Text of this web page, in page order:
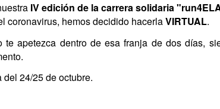
IV edición de la carrera solidaria
coronavirus, hemos decidido hacerlaVIRTUAL.
te apetezca dentro de esa franja de dos días,
24/25 de octubre.